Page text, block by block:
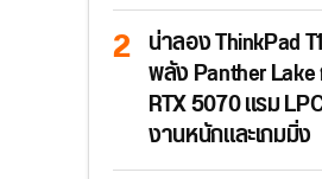
น่าลอง ThinkPad
พลัง Panther
RTX 5070 แรม
งานหนักและเกมมิ่ง